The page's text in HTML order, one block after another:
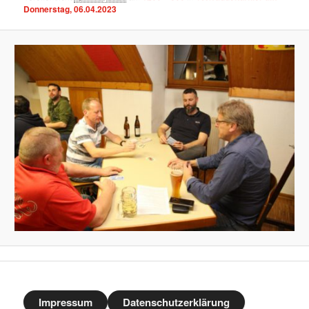
Donnerstag, 06.04.2023
Impressum Datenschutzerklärung